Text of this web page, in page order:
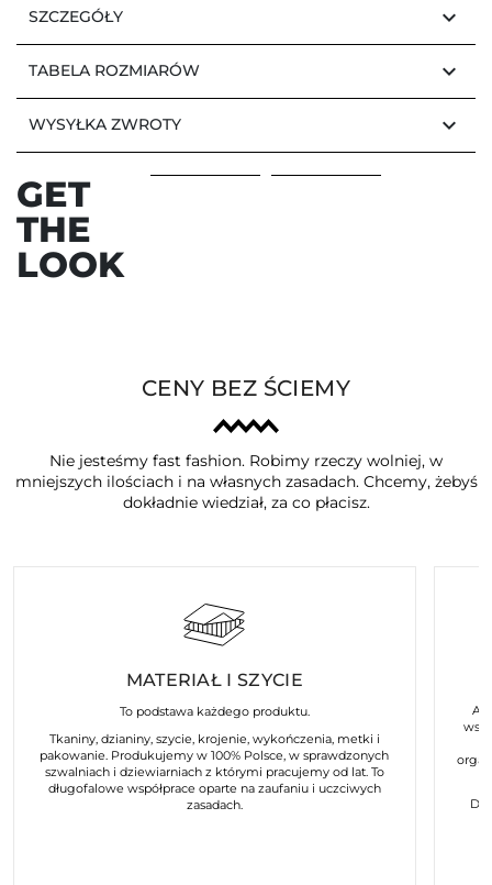
SZCZEGÓŁY keyboard_arrow_down
TABELA ROZMIARÓW keyboard_arrow_down
WYSYŁKA ZWROTY keyboard_arrow_down
GET
THE
LOOK
CENY BEZ ŚCIEMY
Nie jesteśmy fast fashion. Robimy rzeczy wolniej, w
mniejszych ilościach i na własnych zasadach. Chcemy, żebyś
dokładnie wiedział, za co płacisz.
MATERIAŁ I SZYCIE
To podstawa każdego produktu.
Tkaniny, dzianiny, szycie, krojenie, wykończenia, metki i
pakowanie. Produkujemy w 100% Polsce, w sprawdzonych
szwalniach i dziewiarniach z którymi pracujemy od lat. To
długofalowe współprace oparte na zaufaniu i uczciwych
zasadach.